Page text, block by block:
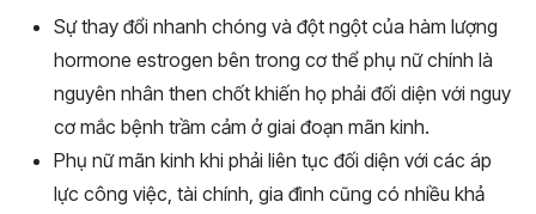
Sự thay đổi nhanh chóng và đột ngột của hàm lượng
hormone estrogen bên trong cơ thể phụ nữ chính là
nguyên nhân then chốt khiến họ phải đối diện với nguy
cơ mắc bệnh trầm cảm ở giai đoạn mãn kinh.
Phụ nữ mãn kinh khi phải liên tục đối diện với các áp
lực công việc, tài chính, gia đình cũng có nhiều khả